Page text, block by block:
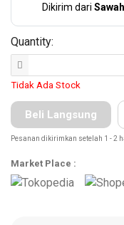
Dikirim dari
Quantity:
Tidak Ada Stock
Beli Langsung
Pesanan dikirimkan setelah 1 - 2
Market Place :
Hand
Tools
Power
Accessories